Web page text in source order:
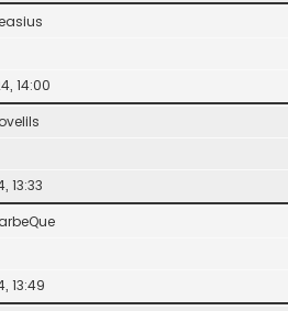
14:00
13:33
13:49